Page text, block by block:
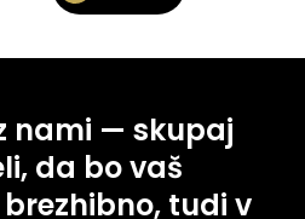
nami — skupaj
da bo vaš
tudi v